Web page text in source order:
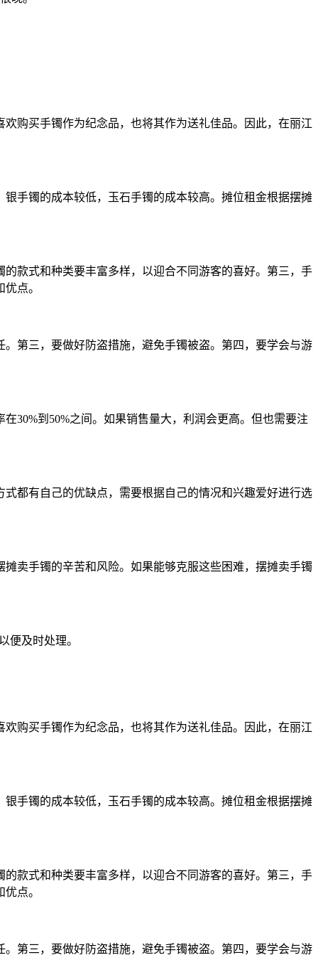
购买手镯作为纪念品，也将其作为送礼佳品。因此，在丽江
手镯的成本较低，玉石手镯的成本较高。摊位租金根据摆摊
款式和种类要丰富多样，以迎合不同游客的喜好。第三，手
点。
第三，要做好防盗措施，避免手镯被盗。第四，要学会与游
30%到50%之间。如果销售量大，利润会更高。但也需要注
都有自己的优缺点，需要根据自己的情况和兴趣爱好进行选
卖手镯的辛苦和风险。如果能够克服这些困难，摆摊卖手镯
便及时处理。
购买手镯作为纪念品，也将其作为送礼佳品。因此，在丽江
手镯的成本较低，玉石手镯的成本较高。摊位租金根据摆摊
款式和种类要丰富多样，以迎合不同游客的喜好。第三，手
点。
第三，要做好防盗措施，避免手镯被盗。第四，要学会与游